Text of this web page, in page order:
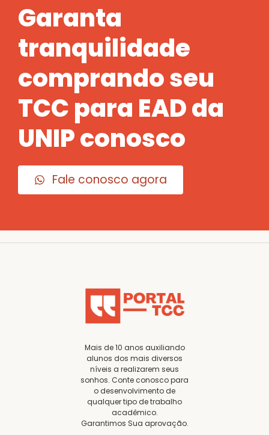
Garanta
tranquilidade
comprando seu
TCC para EAD da
UNIP conosco
Fale conosco agora
Mais de 10 anos auxiliando
alunos dos mais diversos
níveis a realizarem seus
sonhos. Conte conosco para
o desenvolvimento de
qualquer tipo de trabalho
acadêmico.
Garantimos Sua aprovação.